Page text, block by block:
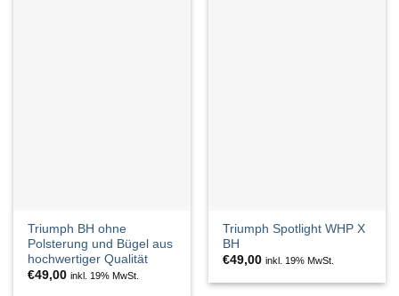
Triumph BH ohne
Polsterung und Bügel aus
hochwertiger Qualität
€49,00 inkl. 19% MwSt.
Triumph Spotlight WHP X
BH
€49,00 inkl. 19% MwSt.